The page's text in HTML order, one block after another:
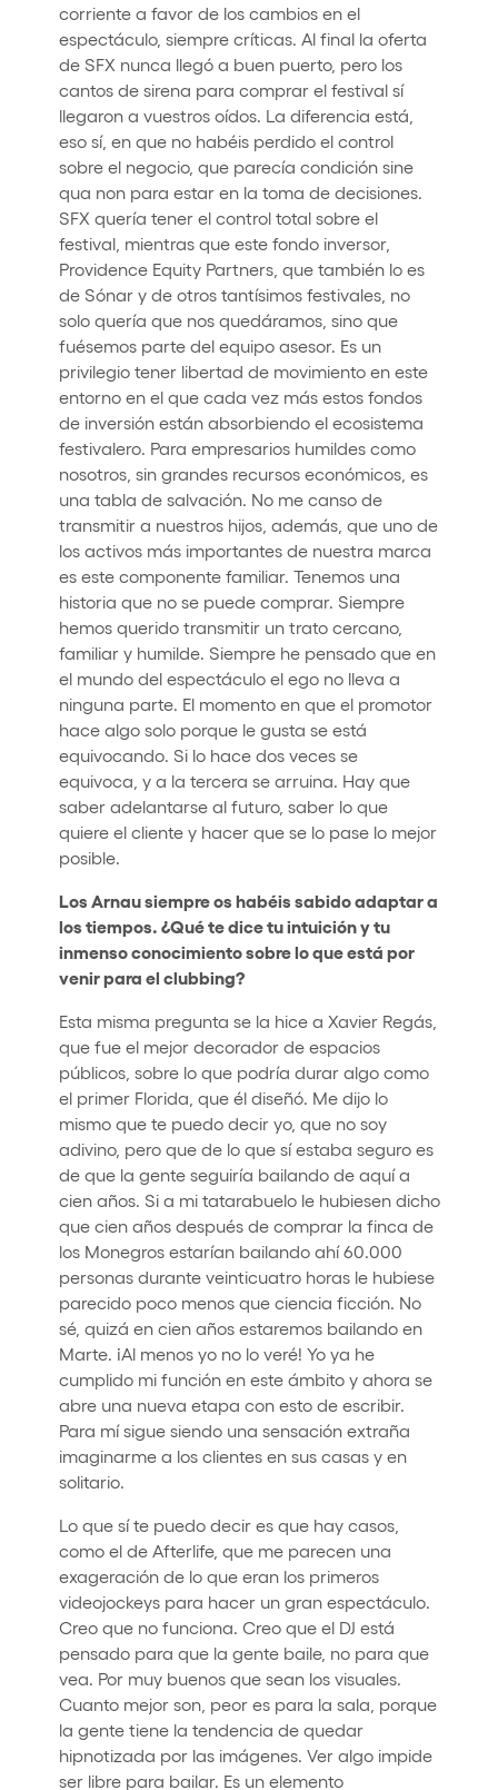
corriente a favor de los cambios en el
espectáculo, siempre críticas. Al final la oferta
de SFX nunca llegó a buen puerto, pero los
cantos de sirena para comprar el festival sí
llegaron a vuestros oídos. La diferencia está,
eso sí, en que no habéis perdido el control
sobre el negocio, que parecía condición sine
qua non para estar en la toma de decisiones.
SFX quería tener el control total sobre el
festival, mientras que este fondo inversor,
Providence Equity Partners, que también lo es
de Sónar y de otros tantísimos festivales, no
solo quería que nos quedáramos, sino que
fuésemos parte del equipo asesor. Es un
privilegio tener libertad de movimiento en este
entorno en el que cada vez más estos fondos
de inversión están absorbiendo el ecosistema
festivalero. Para empresarios humildes como
nosotros, sin grandes recursos económicos, es
una tabla de salvación. No me canso de
transmitir a nuestros hijos, además, que uno de
los activos más importantes de nuestra marca
es este componente familiar. Tenemos una
historia que no se puede comprar. Siempre
hemos querido transmitir un trato cercano,
familiar y humilde. Siempre he pensado que en
el mundo del espectáculo el ego no lleva a
ninguna parte. El momento en que el promotor
hace algo solo porque le gusta se está
equivocando. Si lo hace dos veces se
equivoca, y a la tercera se arruina. Hay que
saber adelantarse al futuro, saber lo que
quiere el cliente y hacer que se lo pase lo mejor
posible.
Los Arnau siempre os habéis sabido adaptar a
los tiempos. ¿Qué te dice tu intuición y tu
inmenso conocimiento sobre lo que está por
venir para el clubbing?
Esta misma pregunta se la hice a Xavier Regás,
que fue el mejor decorador de espacios
públicos, sobre lo que podría durar algo como
el primer Florida, que él diseñó. Me dijo lo
mismo que te puedo decir yo, que no soy
adivino, pero que de lo que sí estaba seguro es
de que la gente seguiría bailando de aquí a
cien años. Si a mi tatarabuelo le hubiesen dicho
que cien años después de comprar la finca de
los Monegros estarían bailando ahí 60.000
personas durante veinticuatro horas le hubiese
parecido poco menos que ciencia ficción. No
sé, quizá en cien años estaremos bailando en
Marte. ¡Al menos yo no lo veré! Yo ya he
cumplido mi función en este ámbito y ahora se
abre una nueva etapa con esto de escribir.
Para mí sigue siendo una sensación extraña
imaginarme a los clientes en sus casas y en
solitario.
Lo que sí te puedo decir es que hay casos,
como el de Afterlife, que me parecen una
exageración de lo que eran los primeros
videojockeys para hacer un gran espectáculo.
Creo que no funciona. Creo que el DJ está
pensado para que la gente baile, no para que
vea. Por muy buenos que sean los visuales.
Cuanto mejor son, peor es para la sala, porque
la gente tiene la tendencia de quedar
hipnotizada por las imágenes. Ver algo impide
ser libre para bailar. Es un elemento